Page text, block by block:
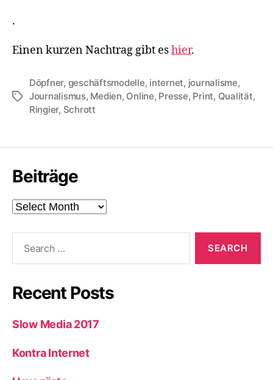
.
Einen kurzen Nachtrag gibt eshier.
Tags
Döpfner, geschäftsmodelle, internet, journalisme,
Journalismus, Medien, Online, Presse, Print, Qualität,
Ringier, Schrott
Beiträge
Beiträge
Recent Posts
Slow Media 2017
Kontra Internet